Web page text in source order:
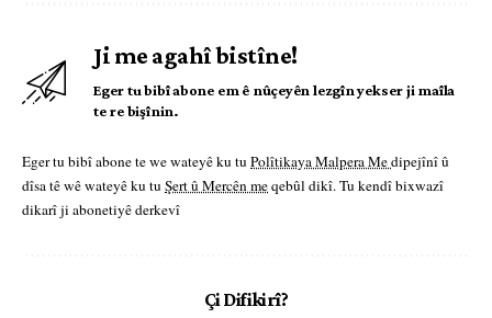
Ji me agahî bistîne!
Eger tu bibî abone em ê nûçeyên lezgîn yekser ji maîla
te re bişînin.
Eger tu bibî abone te we wateyê ku tu Polîtikaya Malpera Medipejînî û
dîsa tê wê wateyê ku tu Şert û Mercên meqebûl dikî. Tu kendî bixwazî
dikarî ji abonetiyê derkevî
Çi Difikirî?